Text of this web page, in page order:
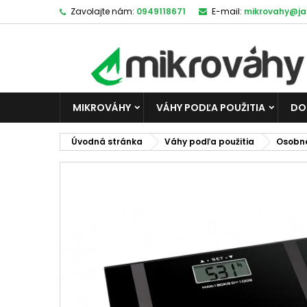
Zavolajte nám: 0949118671 E-mail:
MIKROVÁHY VÁHY PODĽA POUŽITIA
Úvodná stránka Váhy podľa použitia